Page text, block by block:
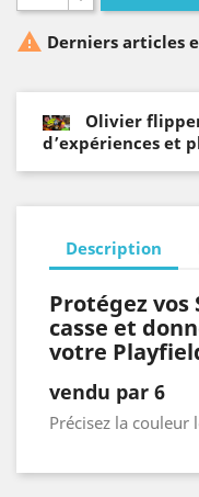
 Derniers articles
Olivier
d’expériences et
Description
Protégez
casse et
votre
vendu par 6
Précisez la